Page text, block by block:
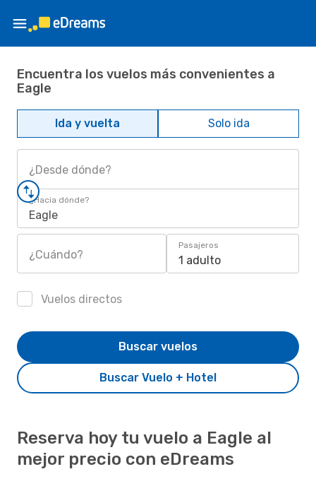
Encuentra los vuelos más convenientes a
Eagle
Ida y vuelta Solo ida
¿Desde dónde?
¿Hacia dónde?
Eagle
¿Cuándo?
Pasajeros
1 adulto
Vuelos directos
Buscar Vuelo + Hotel
Buscar vuelos
Reserva hoy tu vuelo a Eagle al
mejor precio con eDreams